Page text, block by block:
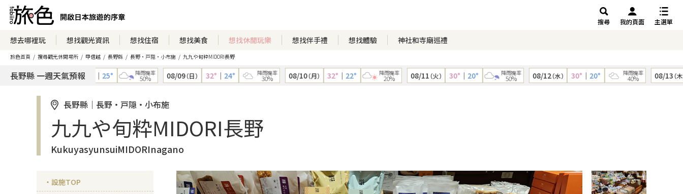
搜尋 我的頁面 主選單
想去哪裡玩 想找觀光資訊 想找住宿 想找美食 想找休閒玩樂 想找伴手禮 想找體驗 神社和寺廟巡禮
旅色首頁 搜尋觀光休閒場所 甲信越 長野縣 長野・戸隠・小布施 九九や旬粋MIDORI長野
長野縣 一週天氣預報
雨機率
30% 08/08（土） 34°｜ 降雨機率
50% 08/09（日） 32° ｜24° 降雨機率
30% 08/10（月） 32° ｜22° 降雨機率
20% 08/11（火） 30° ｜20° 降雨機率
50% 08/12（水） 30° ｜20° 降雨機率
40% 08/13（木）
長野縣｜長野・戸隠・小布施
九九や旬粋MIDORI長野
KukuyasyunsuiMIDORInagano
設施TOP